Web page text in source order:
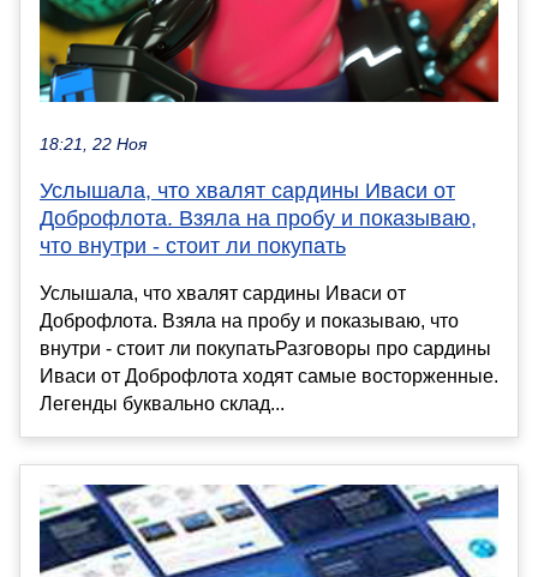
18:21, 22 Ноя
Услышала, что хвалят сардины Иваси от
Доброфлота. Взяла на пробу и показываю,
что внутри - стоит ли покупать
Услышала, что хвалят сардины Иваси от
Доброфлота. Взяла на пробу и показываю, что
внутри - стоит ли покупатьРазговоры про сардины
Иваси от Доброфлота ходят самые восторженные.
Легенды буквально склад...